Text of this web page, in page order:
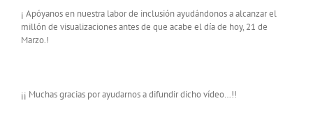
¡ Apóyanos en nuestra labor de inclusión ayudándonos a alcanzar el
millón de visualizaciones antes de que acabe el día de hoy, 21 de
Marzo.!
¡¡ Muchas gracias por ayudarnos a difundir dicho vídeo…!!